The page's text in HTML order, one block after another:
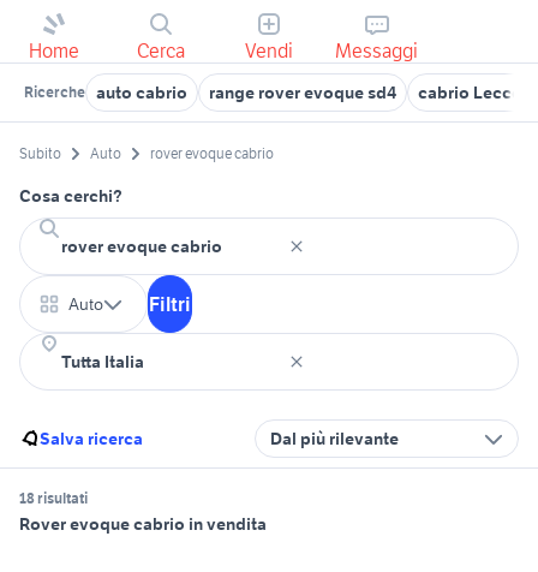
Home Cerca Vendi Messaggi
Ricerche auto cabrio range rover evoque sd4 cabrio Lecce
Subito Auto rover evoque cabrio
Cosa cerchi?
Auto Filtri
Salva ricerca Dal più rilevante
18 risultati
Rover evoque cabrio in vendita